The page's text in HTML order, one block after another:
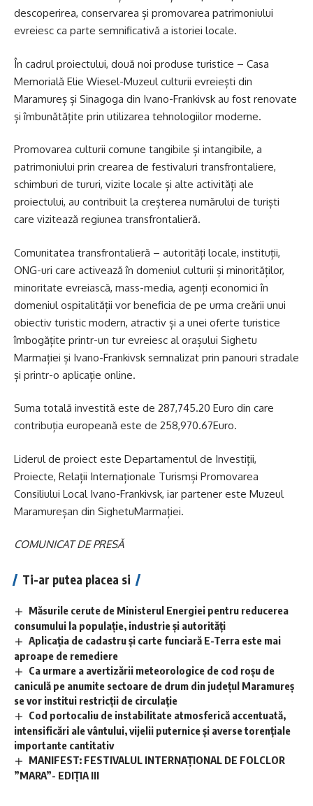
descoperirea, conservarea și promovarea patrimoniului
evreiesc ca parte semnificativă a istoriei locale.
În cadrul proiectului, două noi produse turistice – Casa
Memorială Elie Wiesel-Muzeul culturii evreiești din
Maramureș și Sinagoga din Ivano-Frankivsk au fost renovate
și îmbunătățite prin utilizarea tehnologiilor moderne.
Promovarea culturii comune tangibile și intangibile, a
patrimoniului prin crearea de festivaluri transfrontaliere,
schimburi de tururi, vizite locale și alte activități ale
proiectului, au contribuit la creșterea numărului de turiști
care vizitează regiunea transfrontalieră.
Comunitatea transfrontalieră – autorități locale, instituții,
ONG-uri care activează în domeniul culturii și minorităților,
minoritate evreiască, mass-media, agenți economici în
domeniul ospitalității vor beneficia de pe urma creării unui
obiectiv turistic modern, atractiv și a unei oferte turistice
îmbogățite printr-un tur evreiesc al orașului Sighetu
Marmației și Ivano-Frankivsk semnalizat prin panouri stradale
și printr-o aplicație online.
Suma totală investită este de 287,745.20 Euro din care
contribuția europeană este de 258,970.67Euro.
Liderul de proiect este Departamentul de Investiții,
Proiecte, Relații Internaționale Turismși Promovarea
Consiliului Local Ivano-Frankivsk, iar partener este Muzeul
Maramureșan din SighetuMarmației.
COMUNICAT DE PRESĂ
Ti-ar putea placea si
Măsurile cerute de Ministerul Energiei pentru reducerea
consumului la populație, industrie și autorități
Aplicaţia de cadastru şi carte funciară E-Terra este mai
aproape de remediere
Ca urmare a avertizării meteorologice de cod roșu de
caniculă pe anumite sectoare de drum din județul Maramureș
se vor institui restricții de circulație
Cod portocaliu de instabilitate atmosferică accentuată,
intensificări ale vântului, vijelii puternice și averse torențiale
importante cantitativ
MANIFEST: FESTIVALUL INTERNAȚIONAL DE FOLCLOR
”MARA”- EDIȚIA III